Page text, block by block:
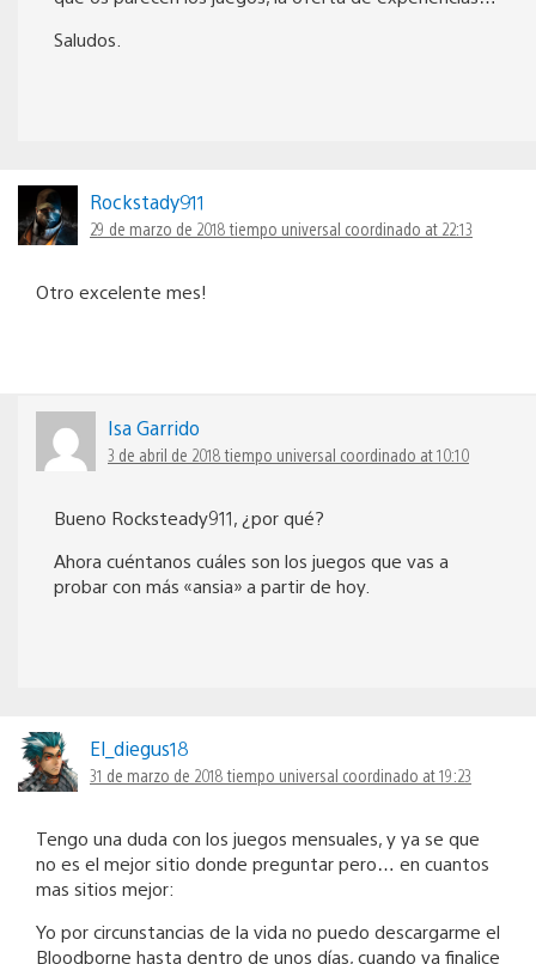
Saludos.
Rockstady911
29 de marzo de 2018 tiempo universal coordinado at 22:13
Otro excelente mes!
Isa Garrido
3 de abril de 2018 tiempo universal coordinado at 10:10
Bueno Rocksteady911, ¿por qué?
Ahora cuéntanos cuáles son los juegos que vas a
probar con más «ansia» a partir de hoy.
El_diegus18
31 de marzo de 2018 tiempo universal coordinado at 19:23
Tengo una duda con los juegos mensuales, y ya se que
no es el mejor sitio donde preguntar pero… en cuantos
mas sitios mejor:
Yo por circunstancias de la vida no puedo descargarme el
Bloodborne hasta dentro de unos días, cuando ya finalice